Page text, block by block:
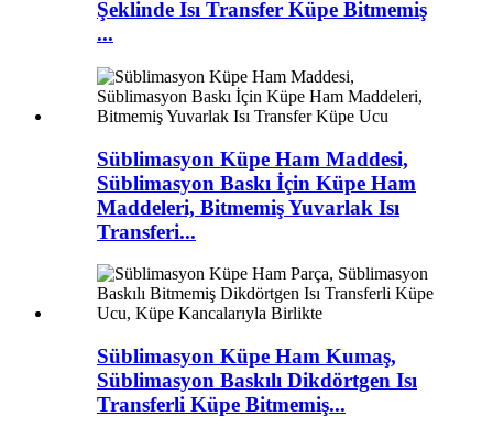
Şeklinde Isı Transfer Küpe Bitmemiş
...
Süblimasyon Küpe Ham Maddesi,
Süblimasyon Baskı İçin Küpe Ham
Maddeleri, Bitmemiş Yuvarlak Isı
Transferi...
Süblimasyon Küpe Ham Kumaş,
Süblimasyon Baskılı Dikdörtgen Isı
Transferli Küpe Bitmemiş...